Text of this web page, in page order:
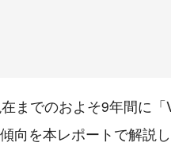
までのおよそ9年間に
向を本レポートで解説し